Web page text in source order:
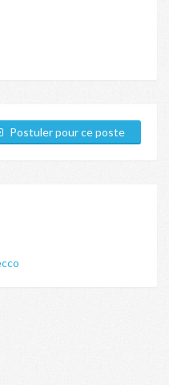
Postuler pour ce poste